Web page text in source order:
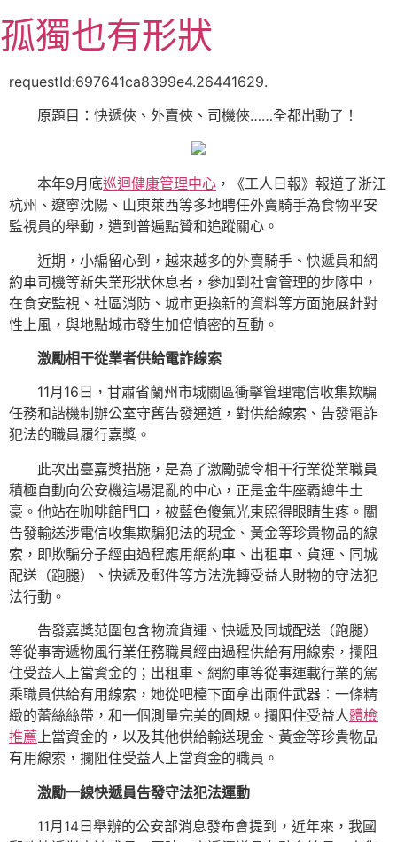
至
主
孤獨也有形狀
requestId:697641ca8399e4.26441629.
原題目：快遞俠、外賣俠、司機俠……全都出動了！
本年9月底巡迴健康管理中心 ，《工人日報》報道了浙江
杭州、遼寧沈陽、山東萊西等多地聘任外賣騎手為食物平安
監視員的舉動，遭到普遍點贊和追蹤關心。
近期，小編留心到，越來越多的外賣騎手、快遞員和網
約車司機等新失業形狀休息者，參加到社會管理的步隊中，
在食安監視、社區消防、城市更換新的資料等方面施展針對
性上風，與地點城市發生加倍慎密的互動。
激勵相干從業者供給電詐線索
11月16日，甘肅省蘭州市城關區衝擊管理電信收集欺騙
任務和諧機制辦公室守舊告發通道，對供給線索、告發電詐
犯法的職員履行嘉獎。
此次出臺嘉獎措施，是為了激勵號令相干行業從業職員
積極自動向公安機這場混亂的中心，正是金牛座霸總牛土
豪。他站在咖啡館門口，被藍色傻氣光束照得眼睛生疼。關
告發輸送涉電信收集欺騙犯法的現金、黃金等珍貴物品的線
索，即欺騙分子經由過程應用網約車、出租車、貨運、同城
配送（跑腿）、快遞及郵件等方法洗轉受益人財物的守法犯
法行動。
告發嘉獎范圍包含物流貨運、快遞及同城配送（跑腿）
等從事寄遞物風行業任務職員經由過程供給有用線索，攔阻
住受益人上當資金的；出租車、網約車等從事運載行業的駕
乘職員供給有用線索，她從吧檯下面拿出兩件武器：一條精
緻的蕾絲絲帶，和一個測量完美的圓規。攔阻住受益人體檢
推薦上當資金的，以及其他供給輸送現金、黃金等珍貴物品
有用線索，攔阻住受益人上當資金的職員。
激勵一線快遞員告發守法犯法運動
11月14日舉辦的公安部消息發布會提到，近年來，我國